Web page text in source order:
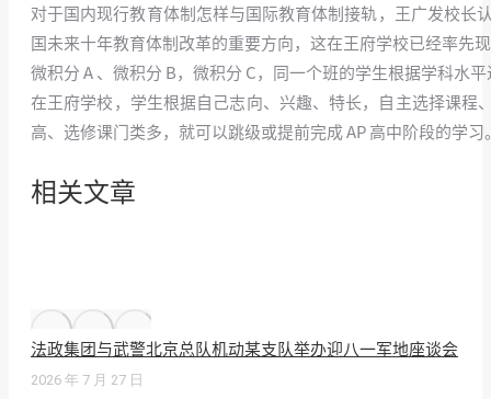
对于国内现行教育体制怎样与国际教育体制接轨，王广发校
国未来十年教育体制改革的重要方向，这在王府学校已经率先
微积分 A 、微积分 B，微积分 C，同一个班的学生根据学科水
在王府学校，学生根据自己志向、兴趣、特长，自主选择课
高、选修课门类多，就可以跳级或提前完成 AP 高中阶段的学习
相关文章
法政集团与武警北京总队机动某支队举办迎八一军地座谈会
2026 年 7 月 27 日